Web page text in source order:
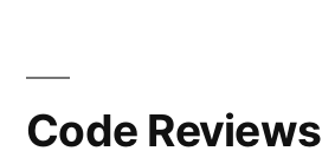
Code Reviews